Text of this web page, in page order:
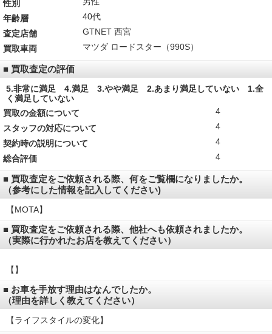
性別
年齢層
40代
査定店舗
GTNET 西宮
買取車両
マツダ ロードスター（990S）
■ 買取査定の評価
5.非常に満足 4.満足 3.やや満足 2.あまり満足していない 1.全
く満足していない
買取の金額について
4
スタッフの対応について
4
契約時の説明について
4
総合評価
4
■ 買取査定をご依頼される際、何をご覧欄になりましたか。
（参考にした情報を記入してください)
【MOTA】
■ 買取査定をご依頼される際、他社へも依頼されましたか。
（実際に行かれたお店を教えてください）
【】
■ お車を手放す理由はなんでしたか。
（理由を詳しく教えてください）
【ライフスタイルの変化】